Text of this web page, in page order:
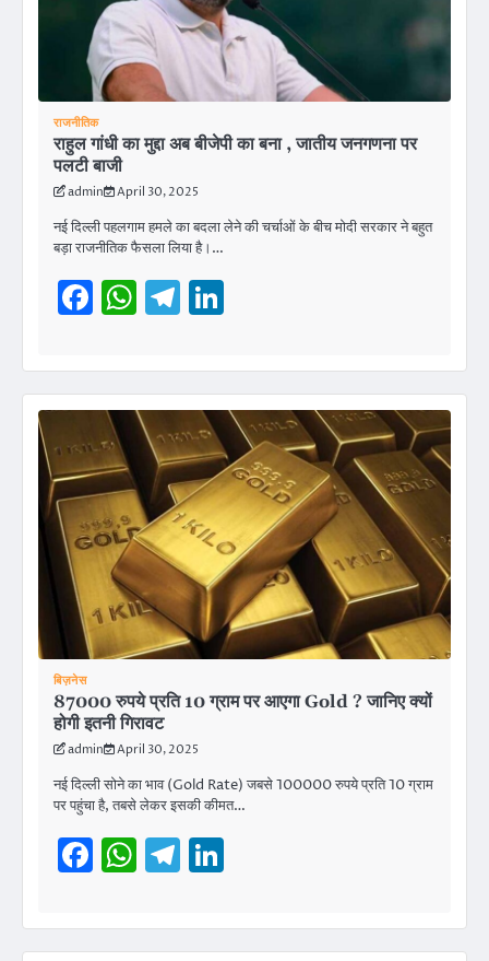
राजनीतिक
राहुल गांधी का मुद्दा अब बीजेपी का बना , जातीय जनगणना पर
पलटी बाजी
admin April 30, 2025
नई दिल्ली पहलगाम हमले का बदला लेने की चर्चाओं के बीच मोदी सरकार ने बहुत
बड़ा राजनीतिक फैसला लिया है।…
Facebook
WhatsApp
Telegram
बिज़नेस
87000 रुपये प्रति 10 ग्राम पर आएगा Gold ? जानिए क्‍यों
होगी इतनी गिरावट
admin April 30, 2025
नई दिल्ली सोने का भाव (Gold Rate) जबसे 100000 रुपये प्रति 10 ग्राम
पर पहुंचा है, तबसे लेकर इसकी कीमत…
Facebook
WhatsApp
Telegram